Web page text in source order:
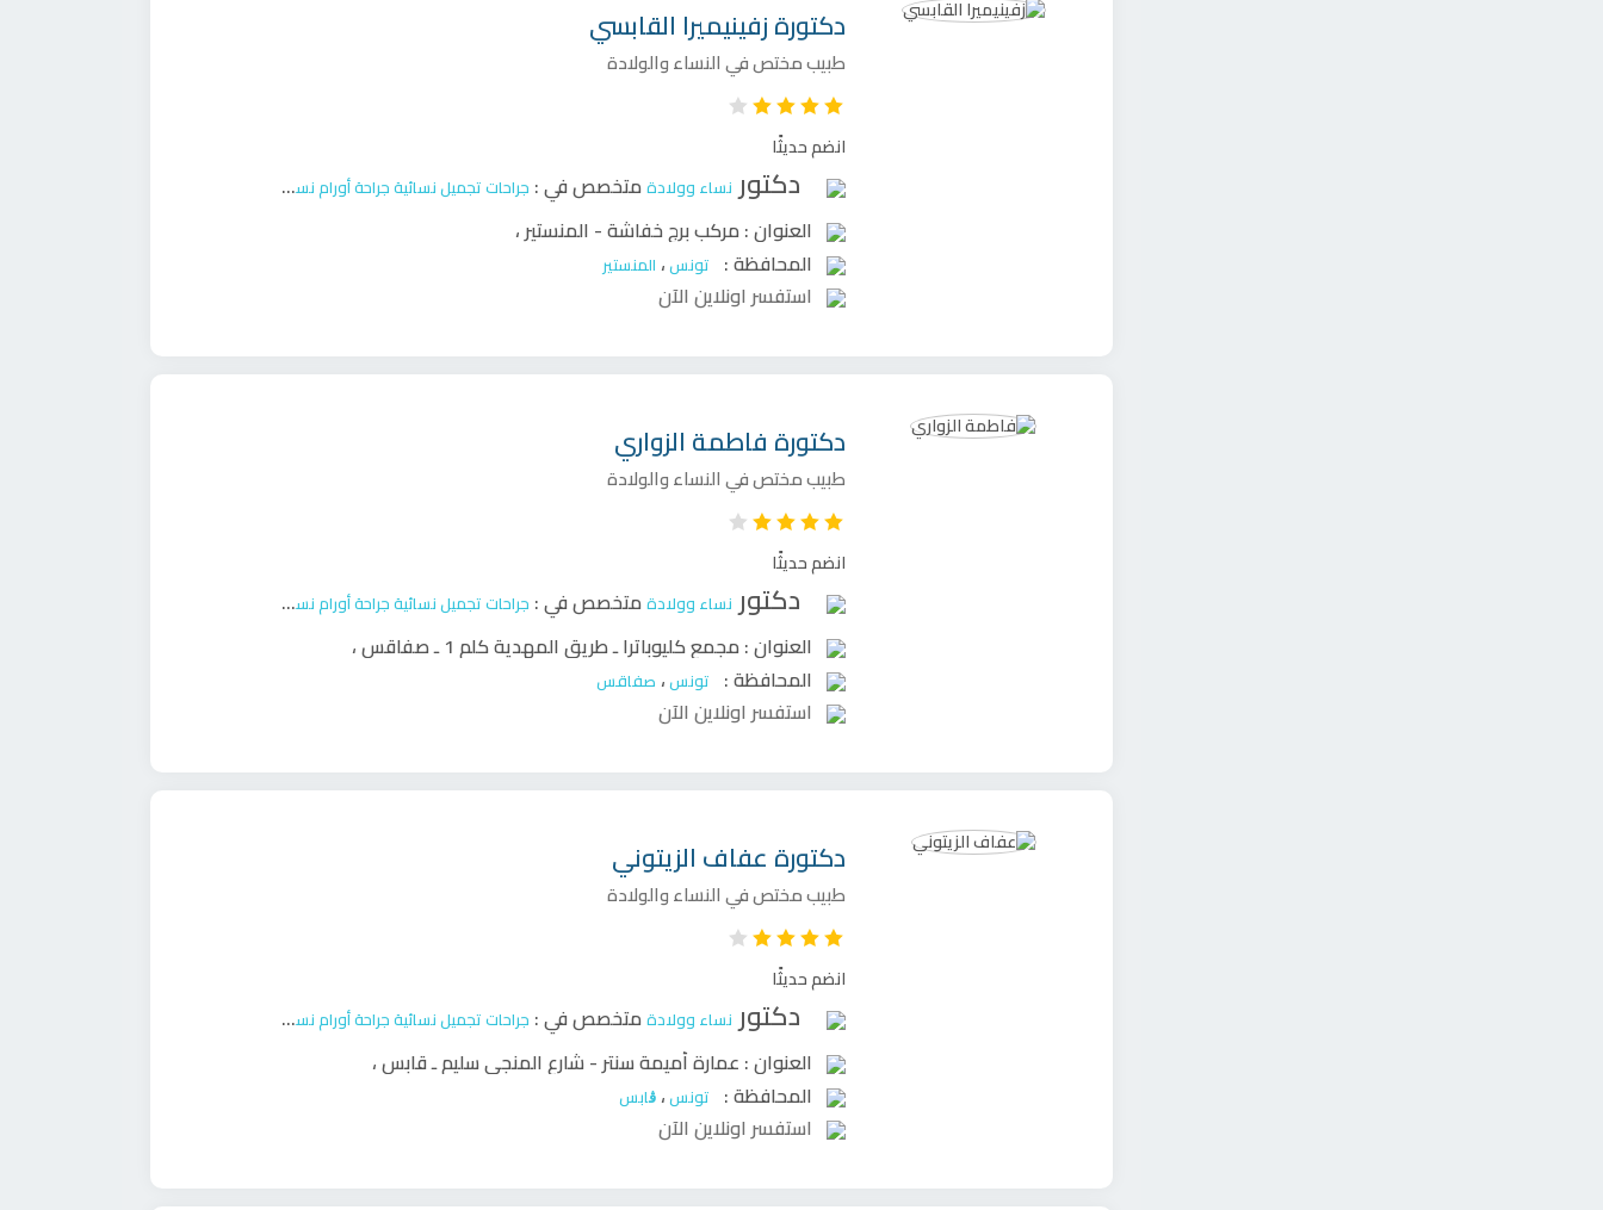
دكتورةزفينيميرا القابسي
طبيب مختص في النساء والولادة
انضم حديثًا
دكتور نساء وولادةمتخصص في : جراحات تجميل نسائيةجراحة أورام نسائية
العنوان :مركب برج خفاشة - المنستير،
المحافظة : تونس، المنستير
استفسر اونلاين الآن
دكتورة فاطمة الزواري
طبيب مختص في النساء والولادة
انضم حديثًا
دكتور نساء وولادةمتخصص في : جراحات تجميل نسائيةجراحة أورام نسائية
العنوان :مجمع كليوباترا ـ طريق المهدية كلم 1 ـ صفاقس
،
المحافظة : تونس، صفاقس
استفسر اونلاين الآن
دكتورة عفاف الزيتوني
طبيب مختص في النساء والولادة
انضم حديثًا
دكتور نساء وولادةمتخصص في : جراحات تجميل نسائيةجراحة أورام نسائية
العنوان : عمارة أميمة سنتر - شارع المنجي سليم ـ قابس،
المحافظة : تونس،ڨابس
استفسر اونلاين الآن